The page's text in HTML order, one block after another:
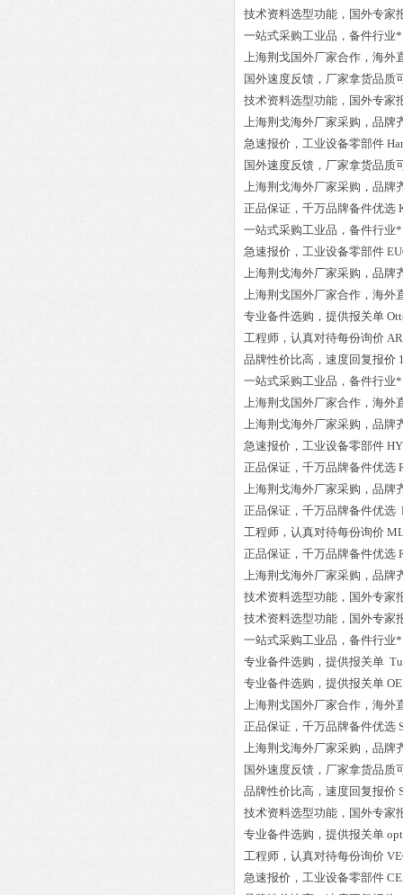
技术资料选型功能，国外专家
一站式采购工业品 ， 备件行业*
上海荆戈国外厂家合作，海外
国外速度反馈，厂家拿货品质
技术资料选型功能，国外专家
上海荆戈海外厂家采购 ，品牌
急速报价， 工业设备零部件
国外速度反馈，厂家拿货品质
上海荆戈海外厂家采购 ，品牌
正品保证 ，千万品牌备件优选
一站式采购工业品 ， 备件行业*
急速报价， 工业设备零部件
上海荆戈海外厂家采购 ，品牌
上海荆戈国外厂家合作，海外
专业备件选购 ，提供报关单
工程师 ，认真对待每份询价
品牌性价比高 ，速度回复报价
一站式采购工业品 ， 备件行业*
上海荆戈国外厂家合作，海外
上海荆戈海外厂家采购 ，品牌
急速报价， 工业设备零部件
正品保证 ，千万品牌备件优选
上海荆戈海外厂家采购 ，品牌
正品保证 ，千万品牌备件优选
工程师 ，认真对待每份询价
正品保证 ，千万品牌备件优选
上海荆戈海外厂家采购 ，品牌
技术资料选型功能，国外专家
技术资料选型功能，国外专家
一站式采购工业品 ， 备件行业*
专业备件选购 ，提供报关单
专业备件选购 ，提供报关单
上海荆戈国外厂家合作，海外
正品保证 ，千万品牌备件优选
上海荆戈海外厂家采购 ，品牌
国外速度反馈，厂家拿货品质
品牌性价比高 ，速度回复报价
技术资料选型功能，国外专家
专业备件选购 ，提供报关单
工程师 ，认真对待每份询价
急速报价， 工业设备零部件